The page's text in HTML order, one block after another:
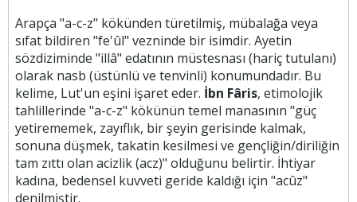
Arapça "a-c-z" kökünden türetilmiş, mübalağa veya
sıfat bildiren "fe'ûl" vezninde bir isimdir. Ayetin
sözdiziminde "illâ" edatının müstesnası (hariç tutulanı)
olarak nasb (üstünlü ve tenvinli) konumundadır. Bu
kelime, Lut'un eşini işaret eder. İbn Fâris, etimolojik
tahlillerinde "a-c-z" kökünün temel manasının "güç
yetirememek, zayıflık, bir şeyin gerisinde kalmak,
sonuna düşmek, takatin kesilmesi ve gençliğin/diriliğin
tam zıttı olan acizlik (acz)" olduğunu belirtir. İhtiyar
kadına, bedensel kuvveti geride kaldığı için "acûz"
denilmiştir.